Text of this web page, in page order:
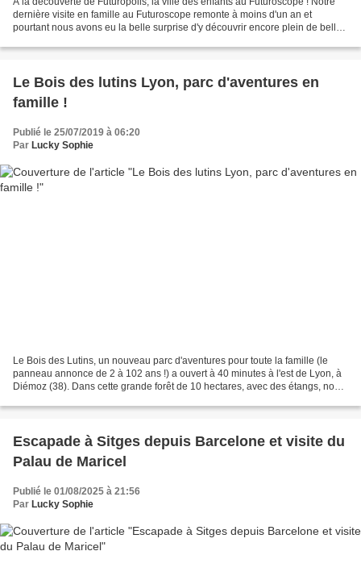
dernière visite en famille au Futuroscope remonte à moins d'un an et
pourtant nous avons eu la belle surprise d'y découvrir encore plein de belles
Le Bois des lutins Lyon, parc d'aventures en
famille !
Publié le 25/07/2019 à 06:20
Par Lucky Sophie
Le Bois des Lutins, un nouveau parc d'aventures pour toute la famille (le
panneau annonce de 2 à 102 ans !) a ouvert à 40 minutes à l'est de Lyon, à
Diémoz (38). Dans cette grande forêt de 10 hectares, avec des étangs, nous
Escapade à Sitges depuis Barcelone et visite du
Palau de Maricel
Publié le 01/08/2025 à 21:56
Par Lucky Sophie